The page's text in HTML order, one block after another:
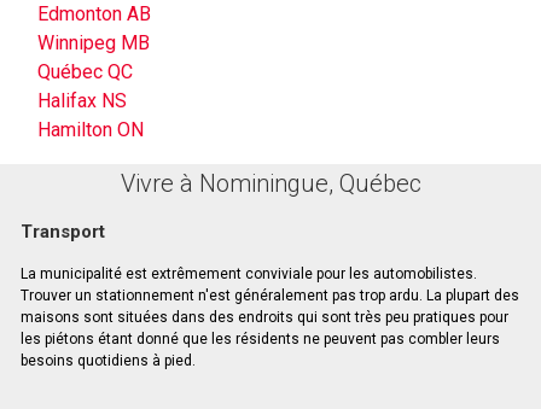
Edmonton AB
Winnipeg MB
Québec QC
Halifax NS
Hamilton ON
Vivre à Nominingue, Québec
Transport
La municipalité est extrêmement conviviale pour les automobilistes.
Trouver un stationnement n'est généralement pas trop ardu. La plupart des
maisons sont situées dans des endroits qui sont très peu pratiques pour
les piétons étant donné que les résidents ne peuvent pas combler leurs
besoins quotidiens à pied.